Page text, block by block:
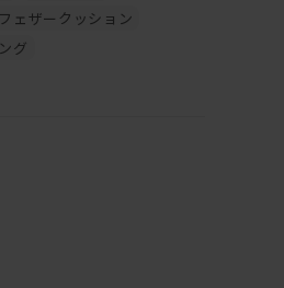
塗りするメンテナンスを行
時間の経過とともに深い
フェザークッション
グ